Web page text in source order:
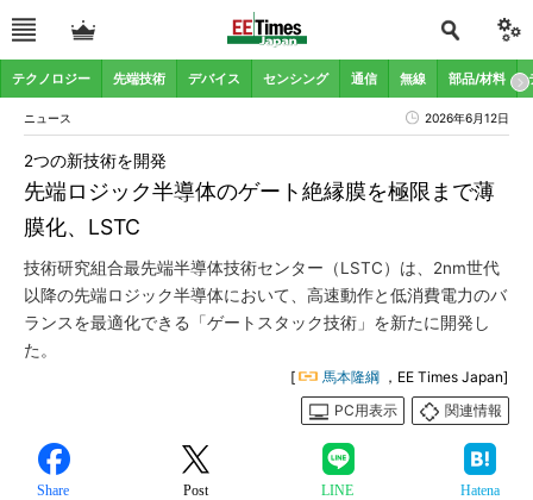
テクノロジー 先端技術 デバイス センシング 通信 無線 部品/材料
ニュース 2026年6月12日
先端ロジック半導体のゲート絶縁膜を極限まで薄
膜化、LSTC
2つの新技術を開発
技術研究組合最先端半導体技術センター（LSTC）は、2nm世代
以降の先端ロジック半導体において、高速動作と低消費電力のバ
ランスを最適化できる「ゲートスタック技術」を新たに開発し
た。
[ 馬本隆綱 ，EE Times Japan]
PC用表示
関連情報
Share Post LINE Hatena